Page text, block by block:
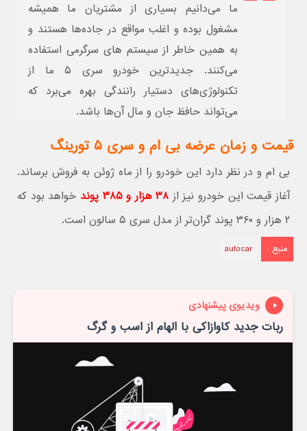
ما می‌دانیم بسیاری از مشتریان ما همیشه
مشغول بوده و اغلب مواقع در جاده‌ها هستند و
به همین خاطر از سیستم های سرگرمی استفاده
می‌کنند. جدیدترین خودرو سری ۵ ما از
تکنولوژی‌های دستیار رانندگی بهره می‌برد که
می‌تواند حافظ جان و مال آن‌ها باشد.
قیمت و زمان عرضه بی ام و سری ۵ تورینگ
بی ام و در نظر دارد این خودرو را از ماه ژوئن به فروش برساند.
آغاز قیمت این خودرو نیز از ۳۸ هزار و ۳۸۵ پوند
خواهد بود که
۲ هزار و ۳۶۰ پوند گران‌تر از مدل سری ۵ سالون است.
منبع : autocar
ویدیوی پیشنهادی
ربات جدید کاوازاکی با الهام از اسب و گرگ